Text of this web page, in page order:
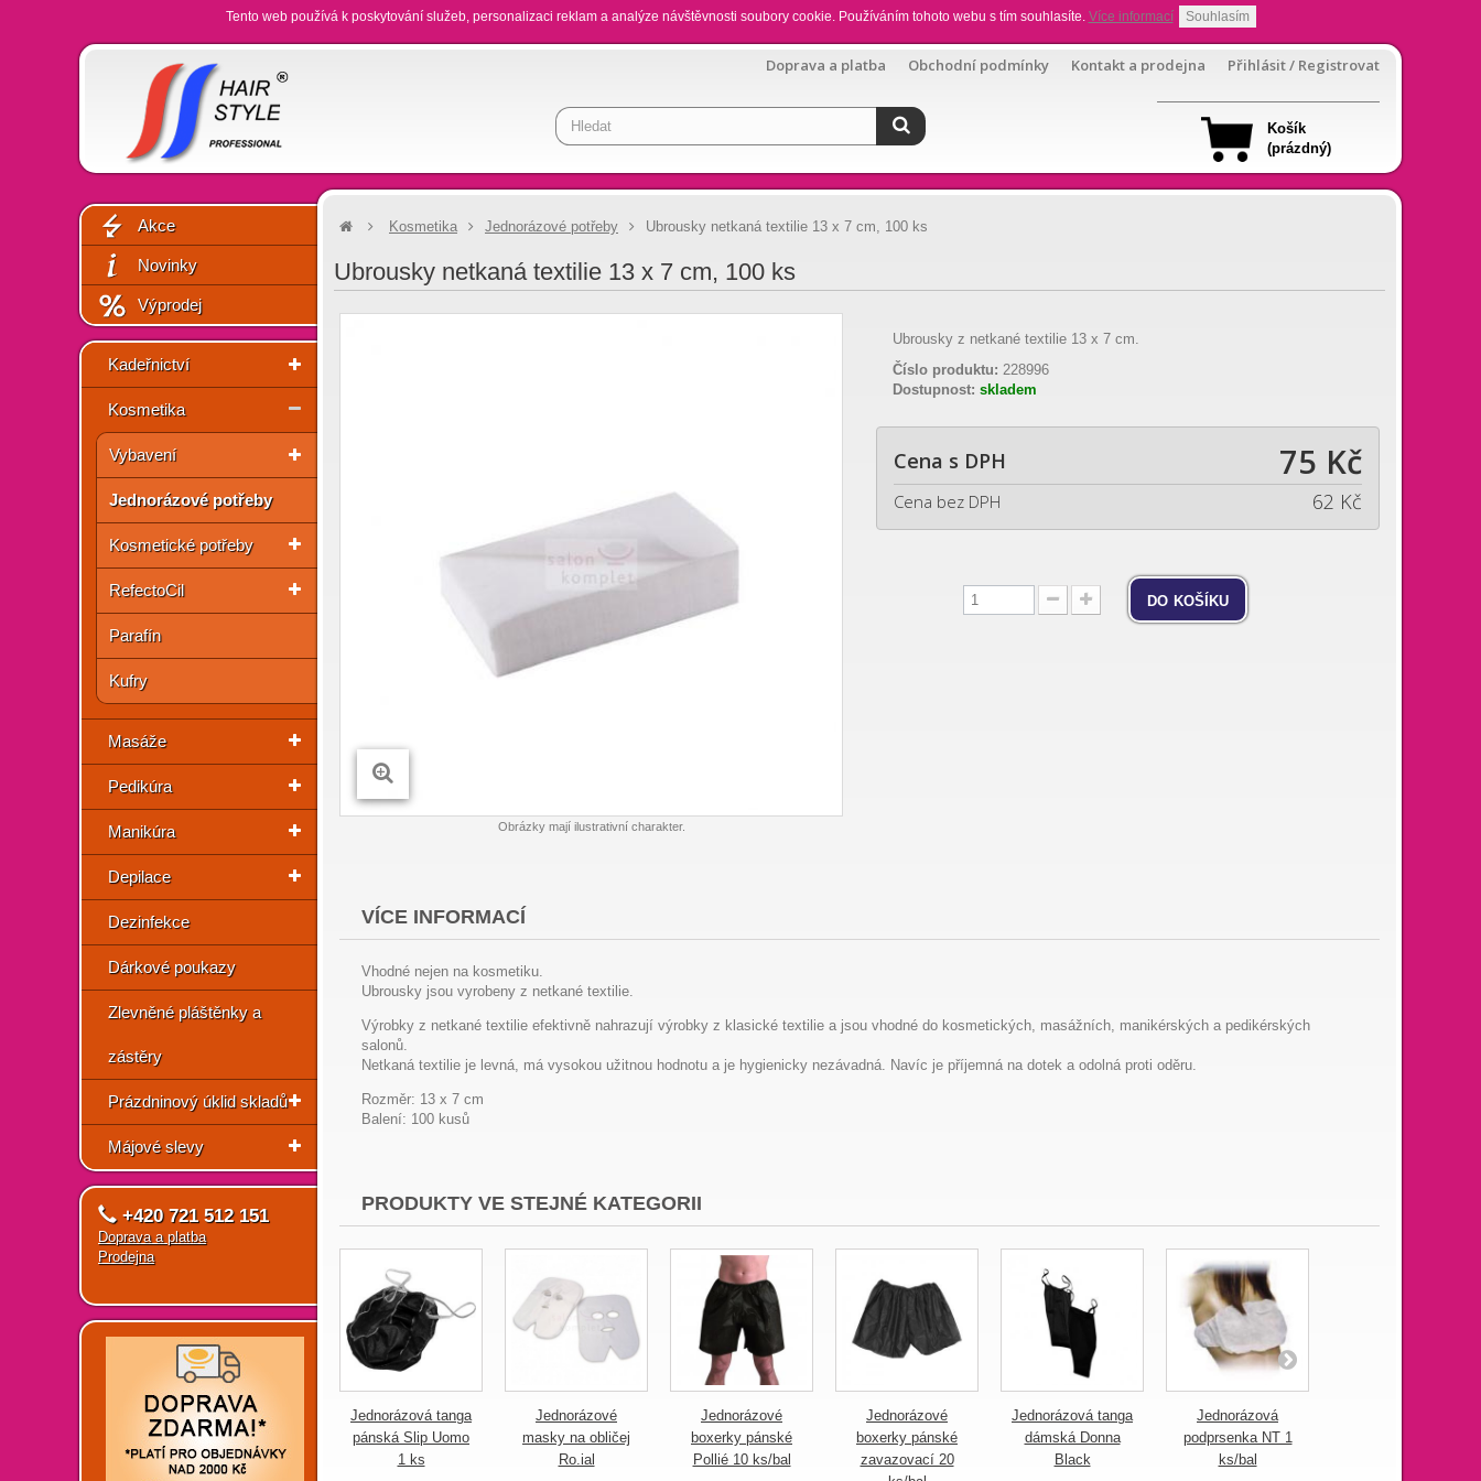
Tento web používá k poskytování služeb, personalizaci reklam a analýze návštěvnosti soubory cookie. Používáním tohoto webu s tím souhlasíte. Více informací Souhlasím
Doprava a platba Obchodní podmínky Kontakt a prodejna Přihlásit / Registrovat
Košík
(prázdný)
Akce
Novinky
Výprodej
Kadeřnictví
Kosmetika
Vybavení
Jednorázové potřeby
Kosmetické potřeby
RefectoCil
Parafín
Kufry
Masáže
Pedikúra
Manikúra
Depilace
Dezinfekce
Dárkové poukazy
Zlevněné pláštěnky a
zástěry
Prázdninový úklid skladů
Májové slevy
+420 721 512 151
Doprava a platba
Prodejna
Kosmetika Jednorázové potřeby Ubrousky netkaná textilie 13 x 7 cm, 100 ks
Ubrousky netkaná textilie 13 x 7 cm, 100 ks
Obrázky mají ilustrativní charakter.
Ubrousky z netkané textilie 13 x 7 cm.
Číslo produktu: 228996
Dostupnost: skladem
Cena s DPH 75 Kč
Cena bez DPH 62 Kč
do košíku
VÍCE INFORMACÍ
Vhodné nejen na kosmetiku.
Ubrousky jsou vyrobeny z netkané textilie.
Výrobky z netkané textilie efektivně nahrazují výrobky z klasické textilie a jsou vhodné do kosmetických, masážních, manikérských a pedikérských
salonů.
Netkaná textilie je levná, má vysokou užitnou hodnotu a je hygienicky nezávadná. Navíc je příjemná na dotek a odolná proti oděru.
Rozměr: 13 x 7 cm
Balení: 100 kusů
PRODUKTY VE STEJNÉ KATEGORII
Jednorázová tanga
pánská Slip Uomo
1 ks
Jednorázové
masky na obličej
Ro.ial
Jednorázové
boxerky pánské
Pollié 10 ks/bal
Jednorázové
boxerky pánské
zavazovací 20
Jednorázová tanga
dámská Donna
Black
Jednorázová
podprsenka NT 1
ks/bal